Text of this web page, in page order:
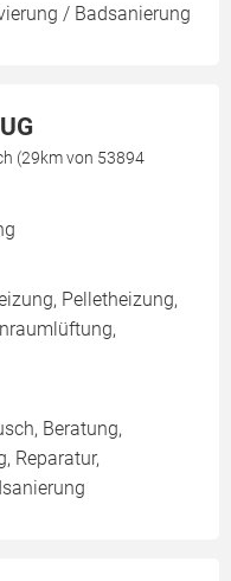
/ Badsanierung
(29km von 53894
Pelletheizung,
Beratung,
Reparatur,